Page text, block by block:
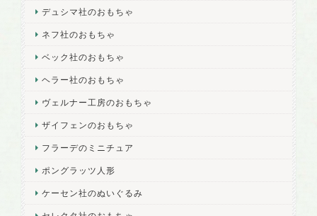
デュシマ社のおもちゃ
ネフ社のおもちゃ
ベック社のおもちゃ
ヘラー社のおもちゃ
ヴェルナー工房のおもちゃ
ザイフェンのおもちゃ
フラーデのミニチュア
ポングラッツ人形
ケーセン社のぬいぐるみ